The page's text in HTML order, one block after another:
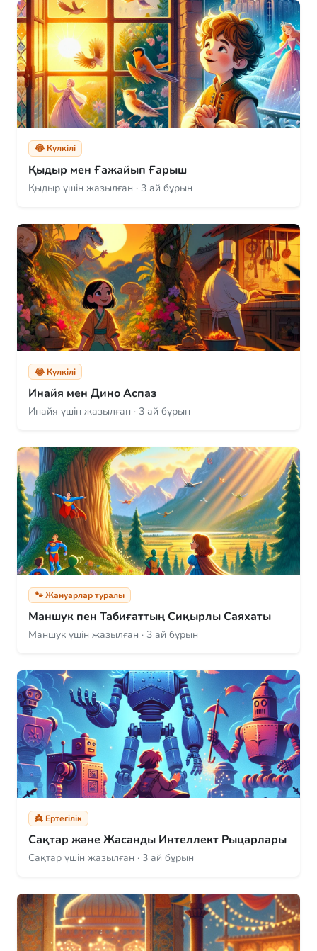
😂 Күлкілі
Қыдыр мен Ғажайып Ғарыш
Қыдыр үшін жазылған · 3 ай бұрын
😂 Күлкілі
Инайя мен Дино Аспаз
Инайя үшін жазылған · 3 ай бұрын
🐾 Жануарлар туралы
Маншук пен Табиғаттың Сиқырлы Саяхаты
Маншук үшін жазылған · 3 ай бұрын
👸 Ертегілік
Сақтар және Жасанды Интеллект Рыцарлары
Сақтар үшін жазылған · 3 ай бұрын